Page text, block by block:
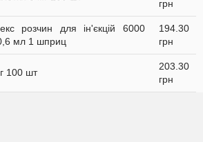
грн
розчин для ін'єкцій 6000
мл 1 шприц
194.30
грн
100 шт
203.30
грн